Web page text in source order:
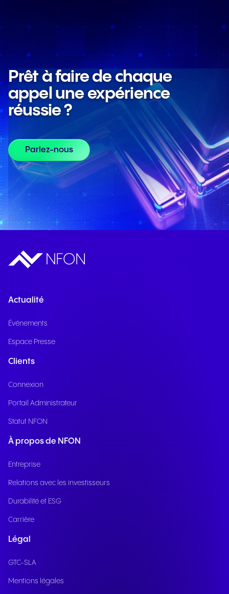
Prêt à faire de chaque
appel une expérience
réussie ?
Parlez-nous
Actualité
Événements
Espace Presse
Clients
Connexion
Portail Administrateur
Statut NFON
À propos de NFON
Entreprise
Relations avec les investisseurs
Durabilité et ESG
Carrière
Légal
GTC-SLA
Mentions légales